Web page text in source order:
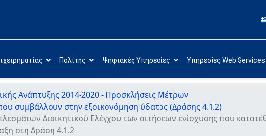
Πολίτης Ψηφιακές Υπηρεσίες Υπηρεσίες Web Services
Ανάπτυξης 2014-2020 - Προσκλήσεις Μέτρων
συμβάλλουν στην εξοικονόμηση ύδατος (Δράσης 4.1.2)
Διοικητικού Ελέγχου των αιτήσεων ενίσχυσης που
στη Δράση 4.1.2